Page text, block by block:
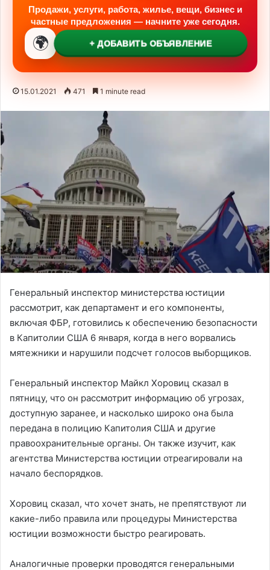
Продажи, услуги, работа, жилье, вещи, бизнес и
частные предложения — начните уже сегодня.
🌍 + ДОБАВИТЬ ОБЪЯВЛЕНИЕ
15.01.2021 471 1 minute read
Генеральный инспектор министерства юстиции
рассмотрит, как департамент и его компоненты,
включая ФБР, готовились к обеспечению безопасности
в Капитолии США 6 января, когда в него ворвались
мятежники и нарушили подсчет голосов выборщиков.
Генеральный инспектор Майкл Хоровиц сказал в
пятницу, что он рассмотрит информацию об угрозах,
доступную заранее, и насколько широко она была
передана в полицию Капитолия США и другие
правоохранительные органы. Он также изучит, как
агентства Министерства юстиции отреагировали на
начало беспорядков.
Хоровиц сказал, что хочет знать, не препятствуют ли
какие-либо правила или процедуры Министерства
юстиции возможности быстро реагировать.
Аналогичные проверки проводятся генеральными